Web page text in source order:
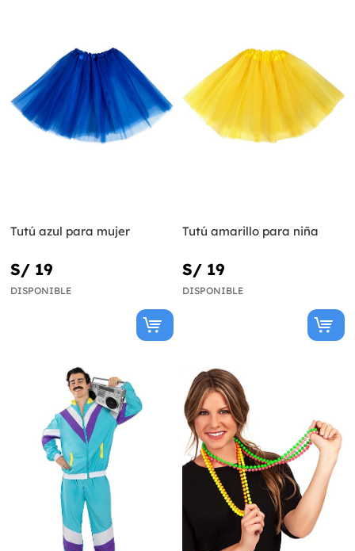
Tutú azul para mujer
S/ 19
DISPONIBLE
Tutú amarillo para niña
S/ 19
DISPONIBLE